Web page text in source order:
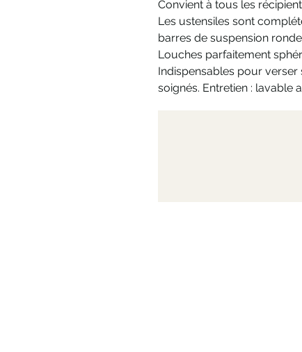
Convient à tous les
Les ustensiles sont
barres de suspension
Louches parfaitement
Indispensables pour verser
soignés. Entretien : lavable